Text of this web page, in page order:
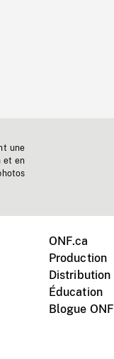
une
et en
ONF.ca
Production
Distribution
Éducation
Blogue ONF